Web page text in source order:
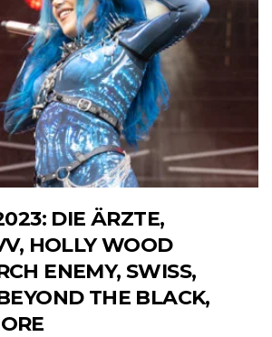
DIE ÄRZTE,
HOLLY WOOD
ENEMY, SWISS,
THE BLACK,